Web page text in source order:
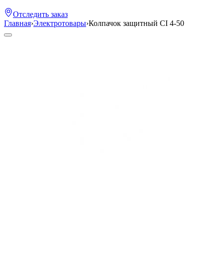
Отследить заказ
Главная›Электротовары›Колпачок защитный CI 4-50